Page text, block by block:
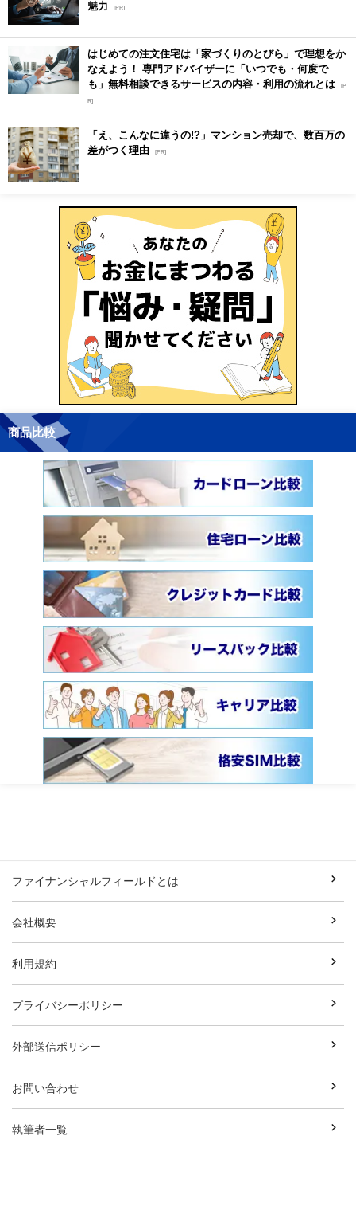
魅力
[PR]
はじめての注文住宅は「家づくりのとびら」で理想をか
なえよう！ 専門アドバイザーに「いつでも・何度で
も」無料相談できるサービスの内容・利用の流れとは [P
R]
「え、こんなに違うの!?」マンション売却で、数百万の
差がつく理由 [PR]
商品比較
ファイナンシャルフィールドとは
会社概要
利用規約
プライバシーポリシー
外部送信ポリシー
お問い合わせ
執筆者一覧